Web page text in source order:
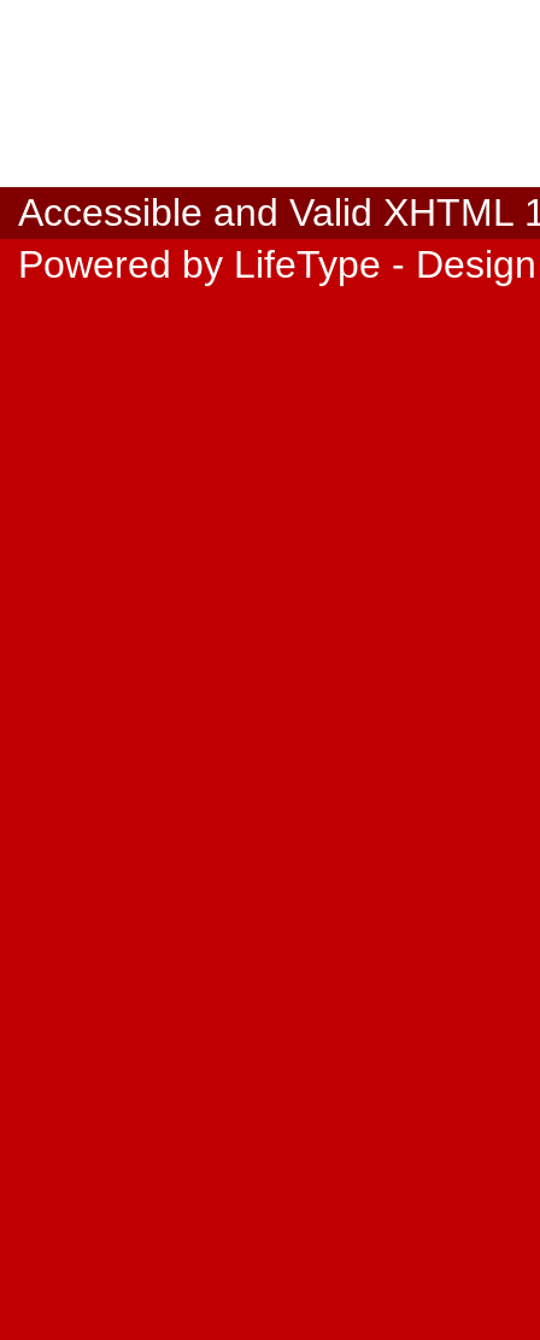
Accessible and Valid XHTML
Powered by LifeType -